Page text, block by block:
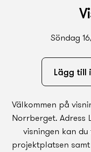
Söndag
Lägg till
Välkommen på
Norrberget. Adress
visningen kan
projektplatsen